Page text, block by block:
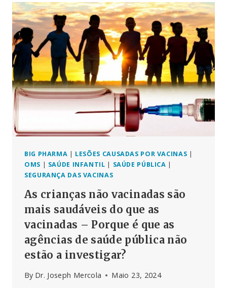
A
COVID-
19
MORRERAM
A
UMA
TAXA
QUASE
DUAS
VEZES
SUPERIOR
DOS
VACINADOS,
SEGUNDO
O
BIG PHARMA | LESÕES CAUSADAS POR VACINAS |
OMS | SAÚDE INFANTIL | SAÚDE PÚBLICA |
SEGURANÇA DAS VACINAS
As crianças não vacinadas são
mais saudáveis do que as
vacinadas – Porque é que as
agências de saúde pública não
estão a investigar?
By Dr. Joseph Mercola Maio 23, 2024